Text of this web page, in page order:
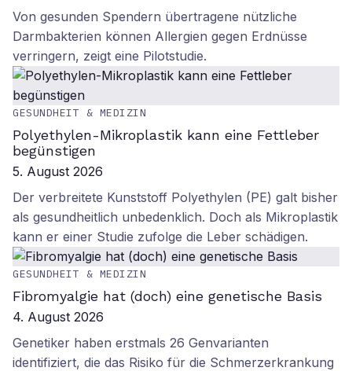
Von gesunden Spendern übertragene nützliche
Darmbakterien können Allergien gegen Erdnüsse
verringern, zeigt eine Pilotstudie.
GESUNDHEIT & MEDIZIN
Polyethylen-Mikroplastik kann eine Fettleber
begünstigen
5. August 2026
Der verbreitete Kunststoff Polyethylen (PE) galt bisher
als gesundheitlich unbedenklich. Doch als Mikroplastik
kann er einer Studie zufolge die Leber schädigen.
GESUNDHEIT & MEDIZIN
Fibromyalgie hat (doch) eine genetische Basis
4. August 2026
Genetiker haben erstmals 26 Genvarianten
identifiziert, die das Risiko für die Schmerzerkrankung